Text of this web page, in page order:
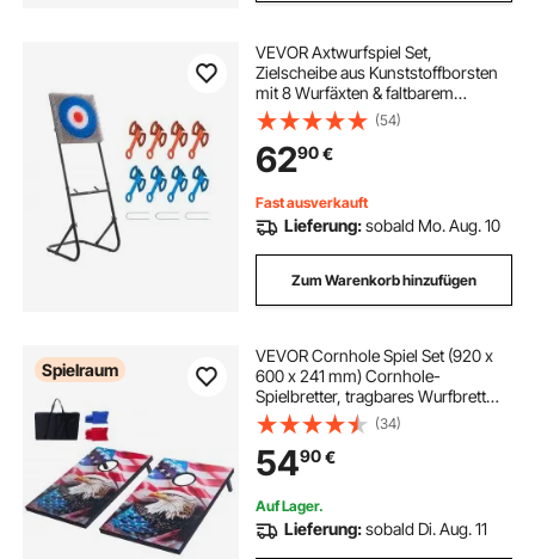
VEVOR Axtwurfspiel Set,
Zielscheibe aus Kunststoffborsten
mit 8 Wurfäxten & faltbarem
Stahlrahmen, leicht zu verstauen,
Spiel für Outdoor / Indoor Hinterhof
Hof- und Karnevalsspiele 48 x 140 x
69 cm
(54)
6290€
Fast ausverkauft
Lieferung:sobald Mo. Aug. 10
Zum Warenkorb hinzufügen
Spielraum
VEVOR Cornhole Spiel Set (920 x
600 x 241 mm) Cornhole-
Spielbretter, tragbares Wurfbrett
aus MDF-Holz, Cornhole-Spiel für
Erwachsene, inkl. 8 Sitzsäcken &
Tragetasche, für Garten Hinterhof
Strand
(34)
5490€
Auf Lager.
Lieferung:sobald Di. Aug. 11